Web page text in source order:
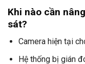
Khi nào cần
sát?
Camera hiện tại
Hệ thống bị gián